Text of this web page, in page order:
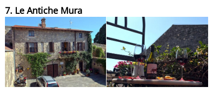
7. Le Antiche Mura